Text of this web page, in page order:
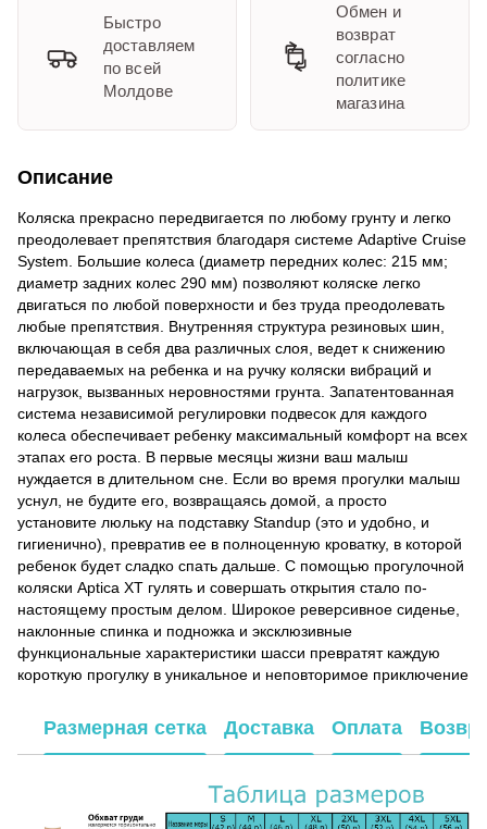
Быстро
доставляем
по всей
Молдове
Обмен и
возврат
согласно
политике
магазина
Описание
Коляска прекрасно передвигается по любому грунту и легко
преодолевает препятствия благодаря системе Adaptive Cruise
System. Большие колеса (диаметр передних колес: 215 мм;
диаметр задних колес 290 мм) позволяют коляске легко
двигаться по любой поверхности и без труда преодолевать
любые препятствия. Внутренняя структура резиновых шин,
включающая в себя два различных слоя, ведет к снижению
передаваемых на ребенка и на ручку коляски вибраций и
нагрузок, вызванных неровностями грунта. Запатентованная
система независимой регулировки подвесок для каждого
колеса обеспечивает ребенку максимальный комфорт на всех
этапах его роста. В первые месяцы жизни ваш малыш
нуждается в длительном сне. Если во время прогулки малыш
уснул, не будите его, возвращаясь домой, а просто
установите люльку на подставку Standup (это и удобно, и
гигиенично), превратив ее в полноценную кроватку, в которой
ребенок будет сладко спать дальше. С помощью прогулочной
коляски Aptica XT гулять и совершать открытия стало по-
настоящему простым делом. Широкое реверсивное сиденье,
наклонные спинка и подножка и эксклюзивные
функциональные характеристики шасси превратят каждую
короткую прогулку в уникальное и неповторимое приключение
Размерная сетка Доставка Оплата